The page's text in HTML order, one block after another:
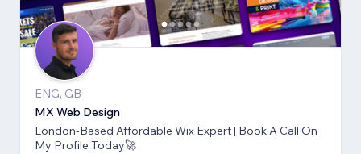
ENG, GB
MX Web Design
London-Based Affordable Wix Expert | Book A Call On
My Profile Today🚀